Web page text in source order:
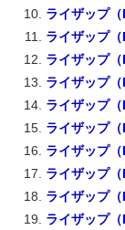
ライザップ
ライザップ
ライザップ
ライザップ
ライザップ
ライザップ
ライザップ
ライザップ
ライザップ
ライザップ